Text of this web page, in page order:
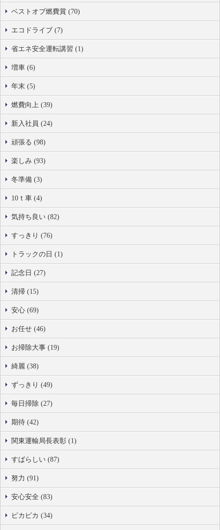
ベストオブ燃費賞 (70)
エコドライブ (7)
省エネ安全運転講習 (1)
増車 (6)
年末 (5)
燃費向上 (39)
新入社員 (24)
頑張る (98)
楽しみ (93)
冬準備 (3)
10ｔ車 (4)
気持ち良い (82)
すっきり (76)
トラックの日 (1)
記念日 (27)
清掃 (15)
安心 (69)
お任せ (46)
お掃除大事 (19)
綺麗 (38)
ずっきり (49)
毎日掃除 (27)
期待 (42)
関東運輸局長表彰 (1)
すばらしい (87)
努力 (91)
安心安全 (83)
ピカピカ (34)